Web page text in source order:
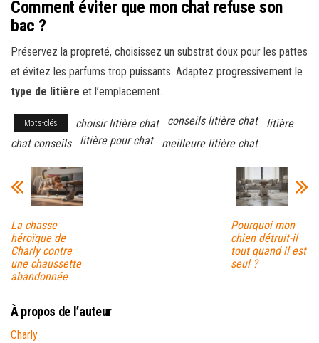
Comment éviter que mon chat refuse son
bac ?
Préservez la propreté, choisissez un substrat doux pour les pattes
et évitez les parfums trop puissants. Adaptez progressivement le
type de litière et l’emplacement.
Mots-clés choisir litière chat conseils litière chat
litière
chat conseils
litière pour chat meilleure litière chat
La chasse
héroïque de
Charly contre
une chaussette
abandonnée
Pourquoi mon
chien détruit-il
tout quand il est
seul ?
À propos de l’auteur
Charly